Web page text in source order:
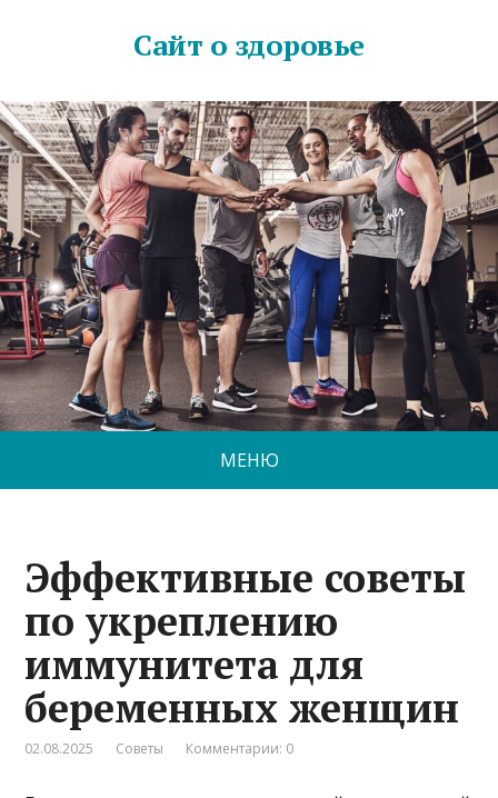
Сайт о здоровье
МЕНЮ
Эффективные советы
по укреплению
иммунитета для
беременных женщин
02.08.2025 Советы Комментарии: 0